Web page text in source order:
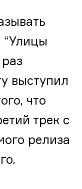
“Улицы
выступил
что
трек с
релиза